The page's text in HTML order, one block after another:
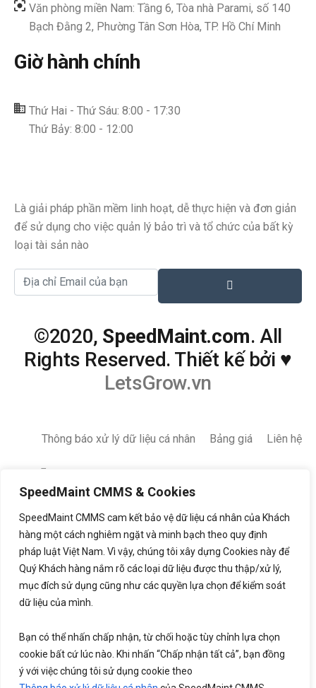
SpeedMaint CMMS & Cookies
SpeedMaint CMMS cam kết bảo vệ dữ liệu cá nhân của Khách
hàng một cách nghiêm ngặt và minh bạch theo quy định
pháp luật Việt Nam. Vì vậy, chúng tôi xây dựng Cookies này để
Quý Khách hàng nắm rõ các loại dữ liệu được thu thập/xử lý,
mục đích sử dụng cũng như các quyền lựa chọn để kiểm soát
dữ liệu của mình.
Bạn có thể nhấn chấp nhận, từ chối hoặc tùy chỉnh lựa chọn
cookie bất cứ lúc nào. Khi nhấn “Chấp nhận tất cả”, bạn đồng
ý với việc chúng tôi sử dụng cookie theo
Văn phòng miền Nam: Tầng 6, Tòa nhà Parami, số 140
Bạch Đằng 2, Phường Tân Sơn Hòa, TP. Hồ Chí Minh
Giờ hành chính
Thứ Hai - Thứ Sáu: 8:00 - 17:30
Thứ Bảy: 8:00 - 12:00
Là giải pháp phần mềm linh hoạt, dễ thực hiện và đơn giản
để sử dụng cho việc quản lý bảo trì và tổ chức của bất kỳ
loại tài sản nào
©2020, SpeedMaint.com. All
Rights Reserved. Thiết kế bởi ♥
LetsGrow.vn
Thông báo xử lý dữ liệu cá nhân Bảng giá Liên hệ